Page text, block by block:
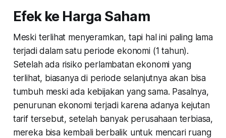
Efek ke Harga Saham
Meski terlihat menyeramkan, tapi hal ini paling lama
terjadi dalam satu periode ekonomi (1 tahun).
Setelah ada risiko perlambatan ekonomi yang
terlihat, biasanya di periode selanjutnya akan bisa
tumbuh meski ada kebijakan yang sama. Pasalnya,
penurunan ekonomi terjadi karena adanya kejutan
tarif tersebut, setelah banyak perusahaan terbiasa,
mereka bisa kembali berbalik untuk mencari ruang